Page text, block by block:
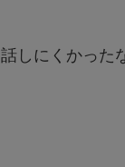
話しにくかった